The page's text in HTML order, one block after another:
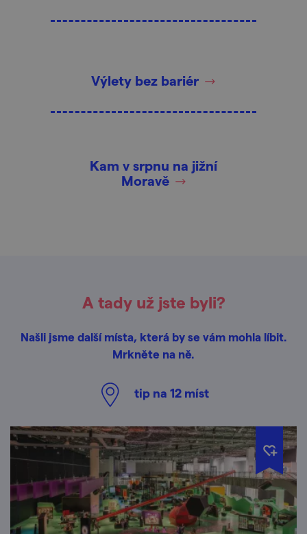
Výlety bez bariér
Kam v srpnu na jižní
Moravě
A tady už jste byli?
Našli jsme další místa, která by se vám mohla líbit.
Mrkněte na ně.
tip na 12 míst